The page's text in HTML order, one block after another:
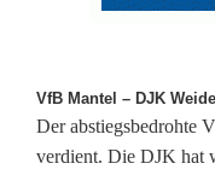
t
i
VfB Mantel – DJK
Der abstiegsbedrohte
verdient. Die DJK hat